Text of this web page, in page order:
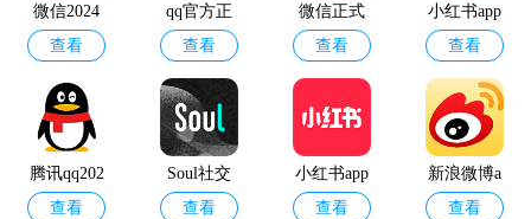
微信2024
最新版本
查看
qq官方正
版
查看
微信正式
版
查看
小红书app
官方版
查看
腾讯qq202
4最新版
查看
Soul社交
软件
查看
小红书app
最新版
查看
新浪微博a
pp2024最
查看